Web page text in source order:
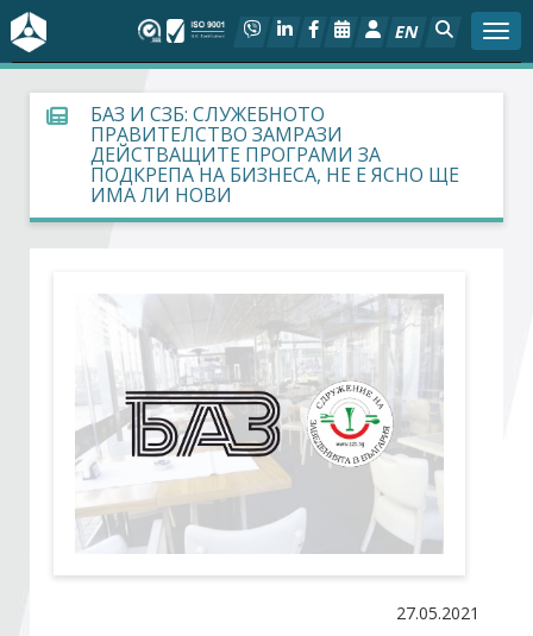
EN
За БСК
На фокус
Актуално
Дейности
Арбитражен съд
Проекти
Членове
БАЗ И СЗБ: СЛУЖЕБНОТО
ПРАВИТЕЛСТВО ЗАМРАЗИ
ДЕЙСТВАЩИТЕ ПРОГРАМИ ЗА
ПОДКРЕПА НА БИЗНЕСА, НЕ Е ЯСНО ЩЕ
ИМА ЛИ НОВИ
27.05.2021